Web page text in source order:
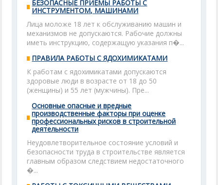
БЕЗОПАСНЫЕ ПРИЕМЫ РАБОТЫ С
ИНСТРУМЕНТОМ, МАШИНАМИ
Лица моложе 18 лет к обслуживанию машин и
механизмов не допускаются. Рабочие должны
иметь инструкцию, содержащую указания п�...
ПРАВИЛА РАБОТЫ С ЯДОХИМИКАТАМИ
К работам с ядохимикатами допускаются
здоровые люди в возрасте от 18 до 50
(женщины) и 55 лет (мужчины). Пре...
Основные опасные и вредные
производственные факторы при оценке
профессиональных рисков в строительной
деятельности
Неудовлетворительное состояние условий и
безопасности труда в строительстве является
главным образом следствием недостаточного
�...